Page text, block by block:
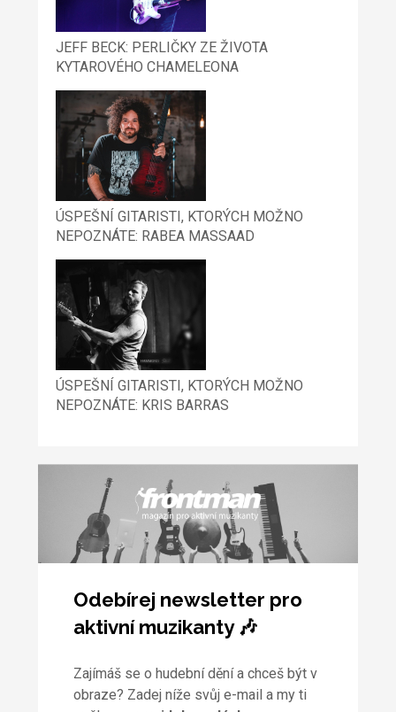
JEFF BECK: PERLIČKY ZE ŽIVOTA
KYTAROVÉHO CHAMELEONA
ÚSPEŠNÍ GITARISTI, KTORÝCH MOŽNO
NEPOZNÁTE: RABEA MASSAAD
ÚSPEŠNÍ GITARISTI, KTORÝCH MOŽNO
NEPOZNÁTE: KRIS BARRAS
Odebírej newsletter pro
aktivní muzikanty 🎶
Zajímáš se o hudební dění a chceš být v
obraze? Zadej níže svůj e-mail a my ti